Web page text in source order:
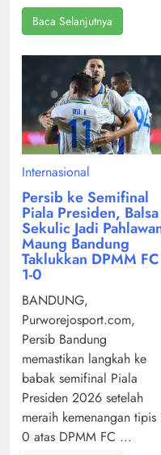
Baca Selanjutnya
Internasional
Persib ke Semifinal
Piala Presiden, Balsa
Sekulic Jadi
Maung Bandung
Taklukkan DPMM FC
1-0
BANDUNG,
Purworejosport.com,
Persib Bandung
memastikan langkah ke
babak semifinal Piala
Presiden 2026 setelah
meraih kemenangan tipis
0 atas DPMM FC ...